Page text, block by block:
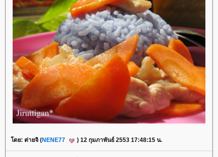
ดย: ต่ายจิ (NENE77 ) 12 กุมภาพันธ์ 2553 17:48:15 น.